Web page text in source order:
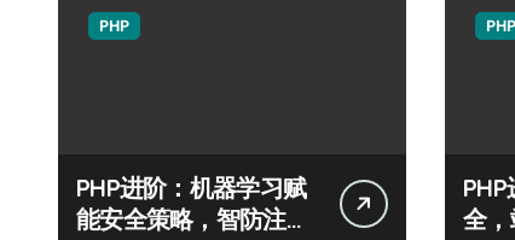
PHP
PHP进阶：机器学习赋
能安全策略，智防注入
PHP
全，